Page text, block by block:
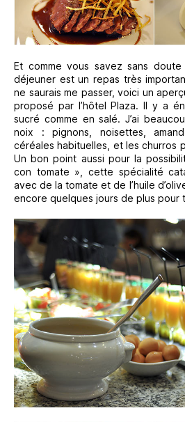
Et comme vous savez sans
déjeuner est un repas très
ne saurais me passer, voici un
proposé par l’hôtel Plaza. Il y a
sucré comme en salé. J’ai
noix : pignons, noisettes,
céréales habituelles, et les churros
Un bon point aussi pour la
con tomate », cette spécialité
avec de la tomate et de l’huile
encore quelques jours de plus pour